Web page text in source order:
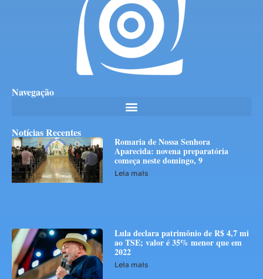
Navegação
Notícias Recentes
Romaria de Nossa Senhora
Aparecida: novena preparatória
começa neste domingo, 9
Leia mais
Lula declara patrimônio de R$ 4,7 mi
ao TSE; valor é 35% menor que em
2022
Leia mais